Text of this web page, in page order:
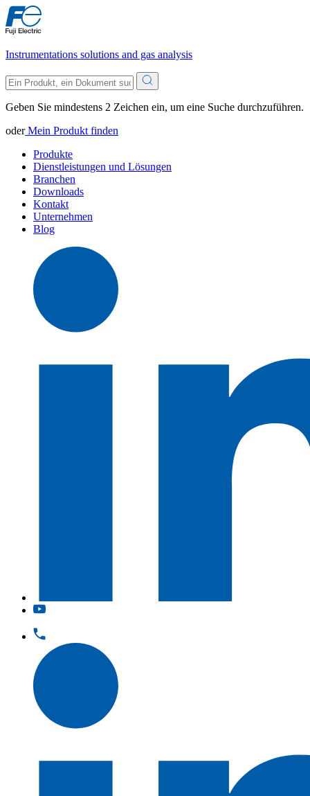
Instrumentations solutions and gas analysis
Geben Sie mindestens 2 Zeichen ein, um eine Suche durchzuführen.
oderMein Produkt finden
Produkte
Dienstleistungen und Lösungen
Branchen
Downloads
Kontakt
Unternehmen
Blog